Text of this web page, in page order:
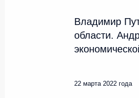
Владимир
области.
22 марта 2022 года